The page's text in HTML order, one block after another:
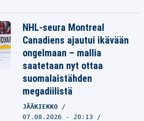
NHL-seura Montreal
Canadiens ajautui ikävään
ongelmaan – mallia
saatetaan nyt ottaa
suomalaistähden
megadiilistä
JÄÄKIEKKO
07.08.2026 - 20:13